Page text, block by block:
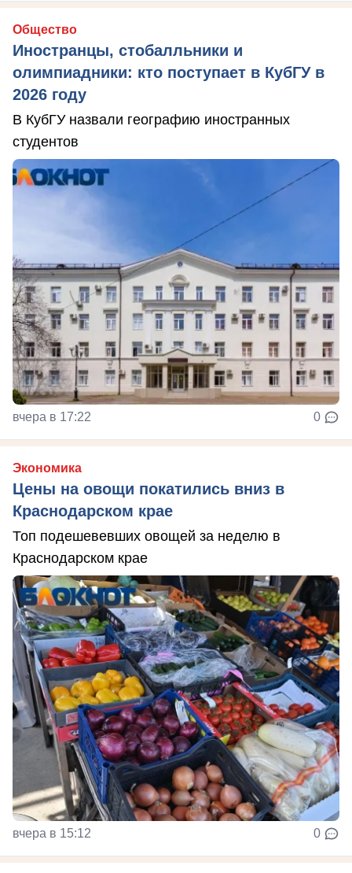
Общество
Иностранцы, стобалльники и
олимпиадники: кто поступает в КубГУ в
2026 году
В КубГУ назвали географию иностранных
студентов
вчера в 17:22 0
Экономика
Цены на овощи покатились вниз в
Краснодарском крае
Топ подешевевших овощей за неделю в
Краснодарском крае
вчера в 15:12 0